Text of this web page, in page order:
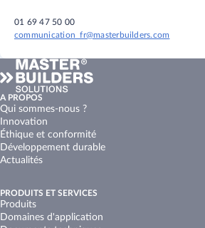
01 69 47 50 00
communication_fr@masterbuilders.com
A PROPOS
Qui sommes-nous ?
Innovation
Éthique et conformité
Développement durable
Actualités
PRODUITS ET SERVICES
Produits
Domaines d'application